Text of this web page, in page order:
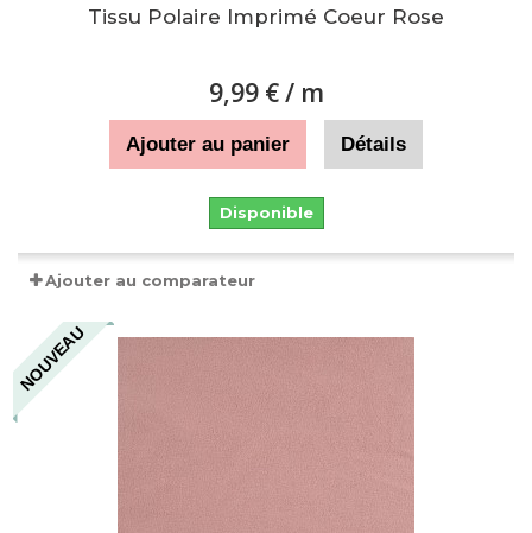
Tissu Polaire Imprimé Coeur Rose
9,99 €/ m
Ajouter au panier Détails
Disponible
Ajouter au comparateur
NOUVEAU